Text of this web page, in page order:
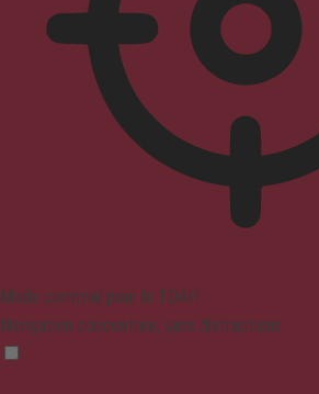
Mode convivial pour le TDAH
Navigation concentrée, sans distractions